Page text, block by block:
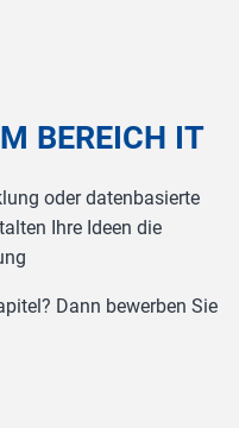
BEREICH IT
oder datenbasierte
Ihre Ideen die
Dann bewerben Sie